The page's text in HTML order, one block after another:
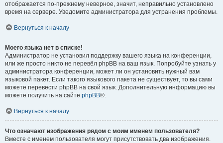
отображается по-прежнему неверное, значит, неправильно установлено
время на сервере. Уведомите администратора для устранения проблемы.
Вернуться к началу
Моего языка нет в списке!
Администратор не установил поддержку вашего языка на конференции,
или же просто никто не перевёл phpBB на ваш язык. Попробуйте узнать у
администратора конференции, может ли он установить нужный вам
языковой пакет. Если такого языкового пакета не существует, то вы сами
можете перевести phpBB на свой язык. Дополнительную информацию вы
можете получить на сайте phpBB®.
Вернуться к началу
Что означают изображения рядом с моим именем пользователя?
Вместе с именем пользователя могут присутствовать два изображения.